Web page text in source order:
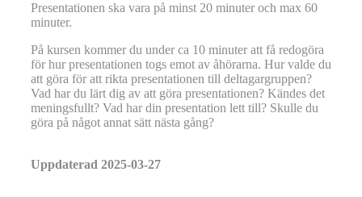
Presentationen ska vara på minst 20 minuter och max 60
minuter.
På kursen kommer du under ca 10 minuter att få redogöra
för hur presentationen togs emot av åhörarna. Hur valde du
att göra för att rikta presentationen till deltagargruppen?
Vad har du lärt dig av att göra presentationen? Kändes det
meningsfullt? Vad har din presentation lett till? Skulle du
göra på något annat sätt nästa gång?
Uppdaterad 2025-03-27